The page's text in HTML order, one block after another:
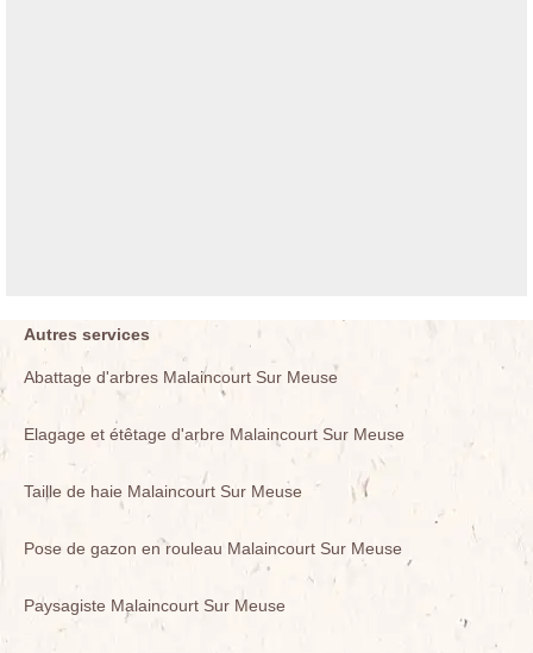
Autres services
Abattage d'arbres Malaincourt Sur Meuse
Elagage et étêtage d'arbre Malaincourt Sur Meuse
Taille de haie Malaincourt Sur Meuse
Pose de gazon en rouleau Malaincourt Sur Meuse
Paysagiste Malaincourt Sur Meuse